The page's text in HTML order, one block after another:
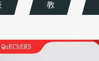
教